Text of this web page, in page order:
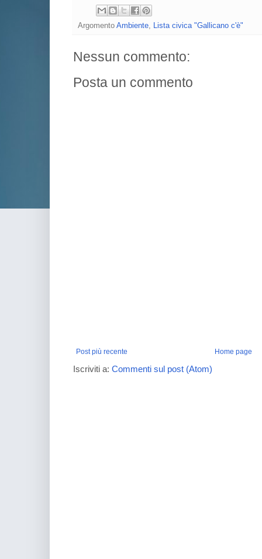
Argomento Ambiente Lista civica "Gallicano c'è"
Nessun commento:
Posta un commento
Post più recente Home page
Iscriviti a: Commenti sul post (Atom)